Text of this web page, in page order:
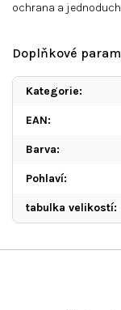
ochrana a
Doplňkové
Kategorie:
EAN:
Barva:
Pohlaví:
tabulka velikostí: